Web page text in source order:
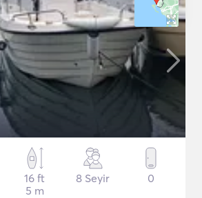
16 ft
5 m
8 Seyir 0